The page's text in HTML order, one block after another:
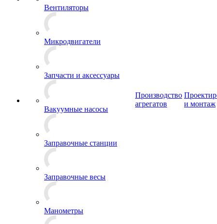
Вентиляторы
Микродвигатели
Запчасти и аксессуары
Вакуумные насосы
Заправочные станции
Заправочные весы
Манометры
Производство
агрегатов
и монтаж